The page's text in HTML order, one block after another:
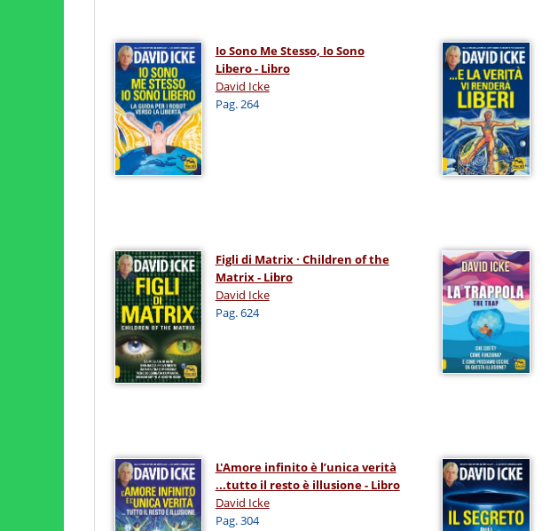
Io Sono Me Stesso, Io Sono
Libero - Libro
David Icke
Pag. 264
Figli di Matrix · Children of the
Matrix - Libro
David Icke
Pag. 624
L'Amore infinito è l’unica verità
...tutto il resto è illusione - Libro
David Icke
Pag. 304